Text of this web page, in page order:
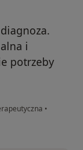
i
potrzeby
•